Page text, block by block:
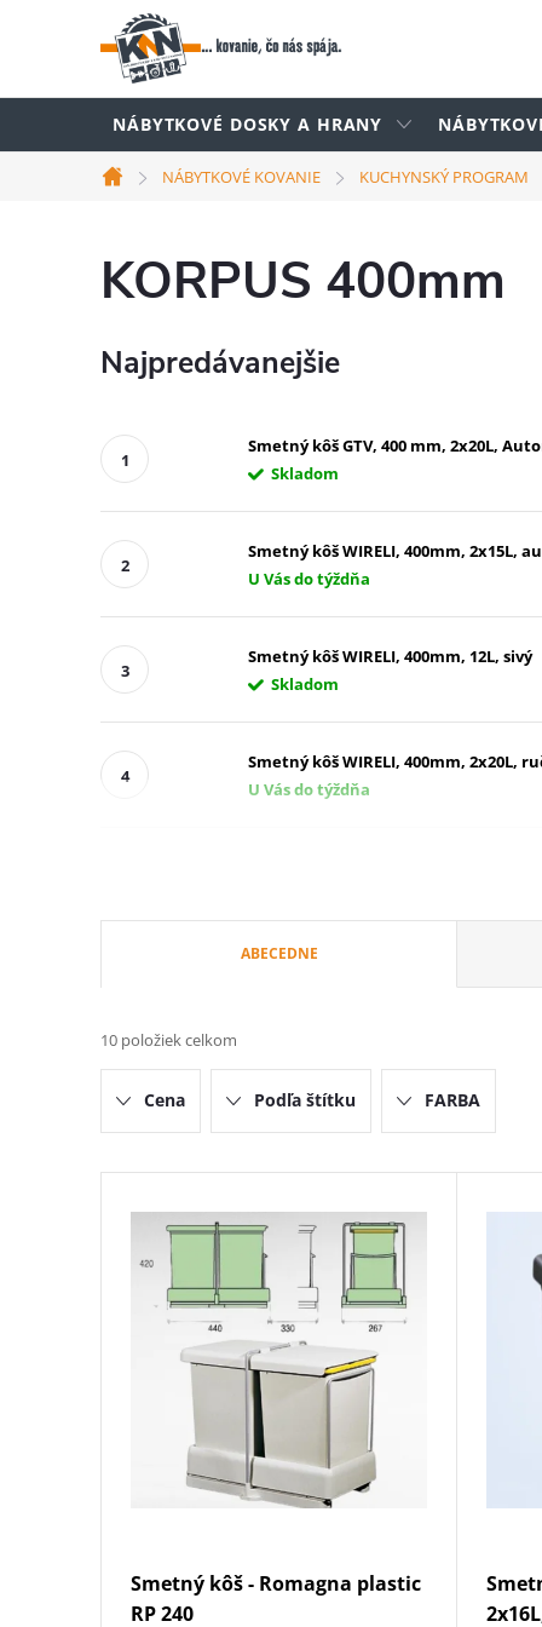
NÁBYTKOVÉ DOSKY A HRANY
Domov
NÁBYTKOVÉ KOVANIE KUCHYNSKÝ PROGRAM
KORPUS 400mm
Najpredávanejšie
Smetný kôš GTV, 400 mm, 2x20L,
Skladom
Smetný kôš WIRELI, 400mm, 2x15L,
U Vás do týždňa
Smetný kôš WIRELI, 400mm, 12L, sivý
Skladom
Smetný kôš WIRELI, 400mm, 2x20L,
U Vás do týždňa
a
d
e
n
ABECEDNE
10 položiek celkom
Cena Podľa štítku FARBA
V
Smetný kôš - Romagna plastic
RP 240